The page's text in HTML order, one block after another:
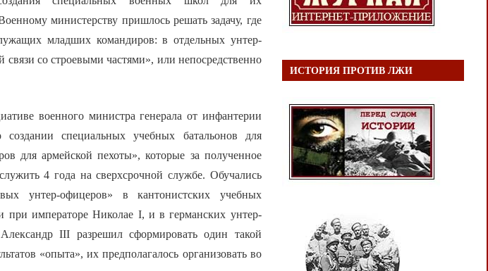
министерству пришлось решать задачу, где
младших командиров: в отдельных унтер-
со строевыми частями», или непосредственно
военного министра генерала от инфантерии
специальных учебных батальонов для
для армейской пехоты», которые за полученное
4 года на сверхсрочной службе. Обучались
унтер-офицеров» в кантонистских учебных
при императоре Николае I, и в германских унтер-
III разрешил сформировать один такой
«опыта», их предполагалось организовать во
ИСТОРИЯ ПРОТИВ ЛЖИ